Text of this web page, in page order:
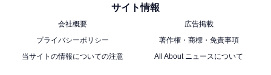
サイト情報
会社概要
広告掲載
プライバシーポリシー
著作権・商標・免責事項
当サイトの情報についての注意
All About ニュースについて